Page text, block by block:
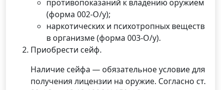
противопоказаний к владению оружием
(форма 002-О/у);
наркотических и психотропных веществ
в организме (форма 003-О/у).
Приобрести сейф.
Наличие сейфа — обязательное условие для
получения лицензии на оружие. Согласно ст.